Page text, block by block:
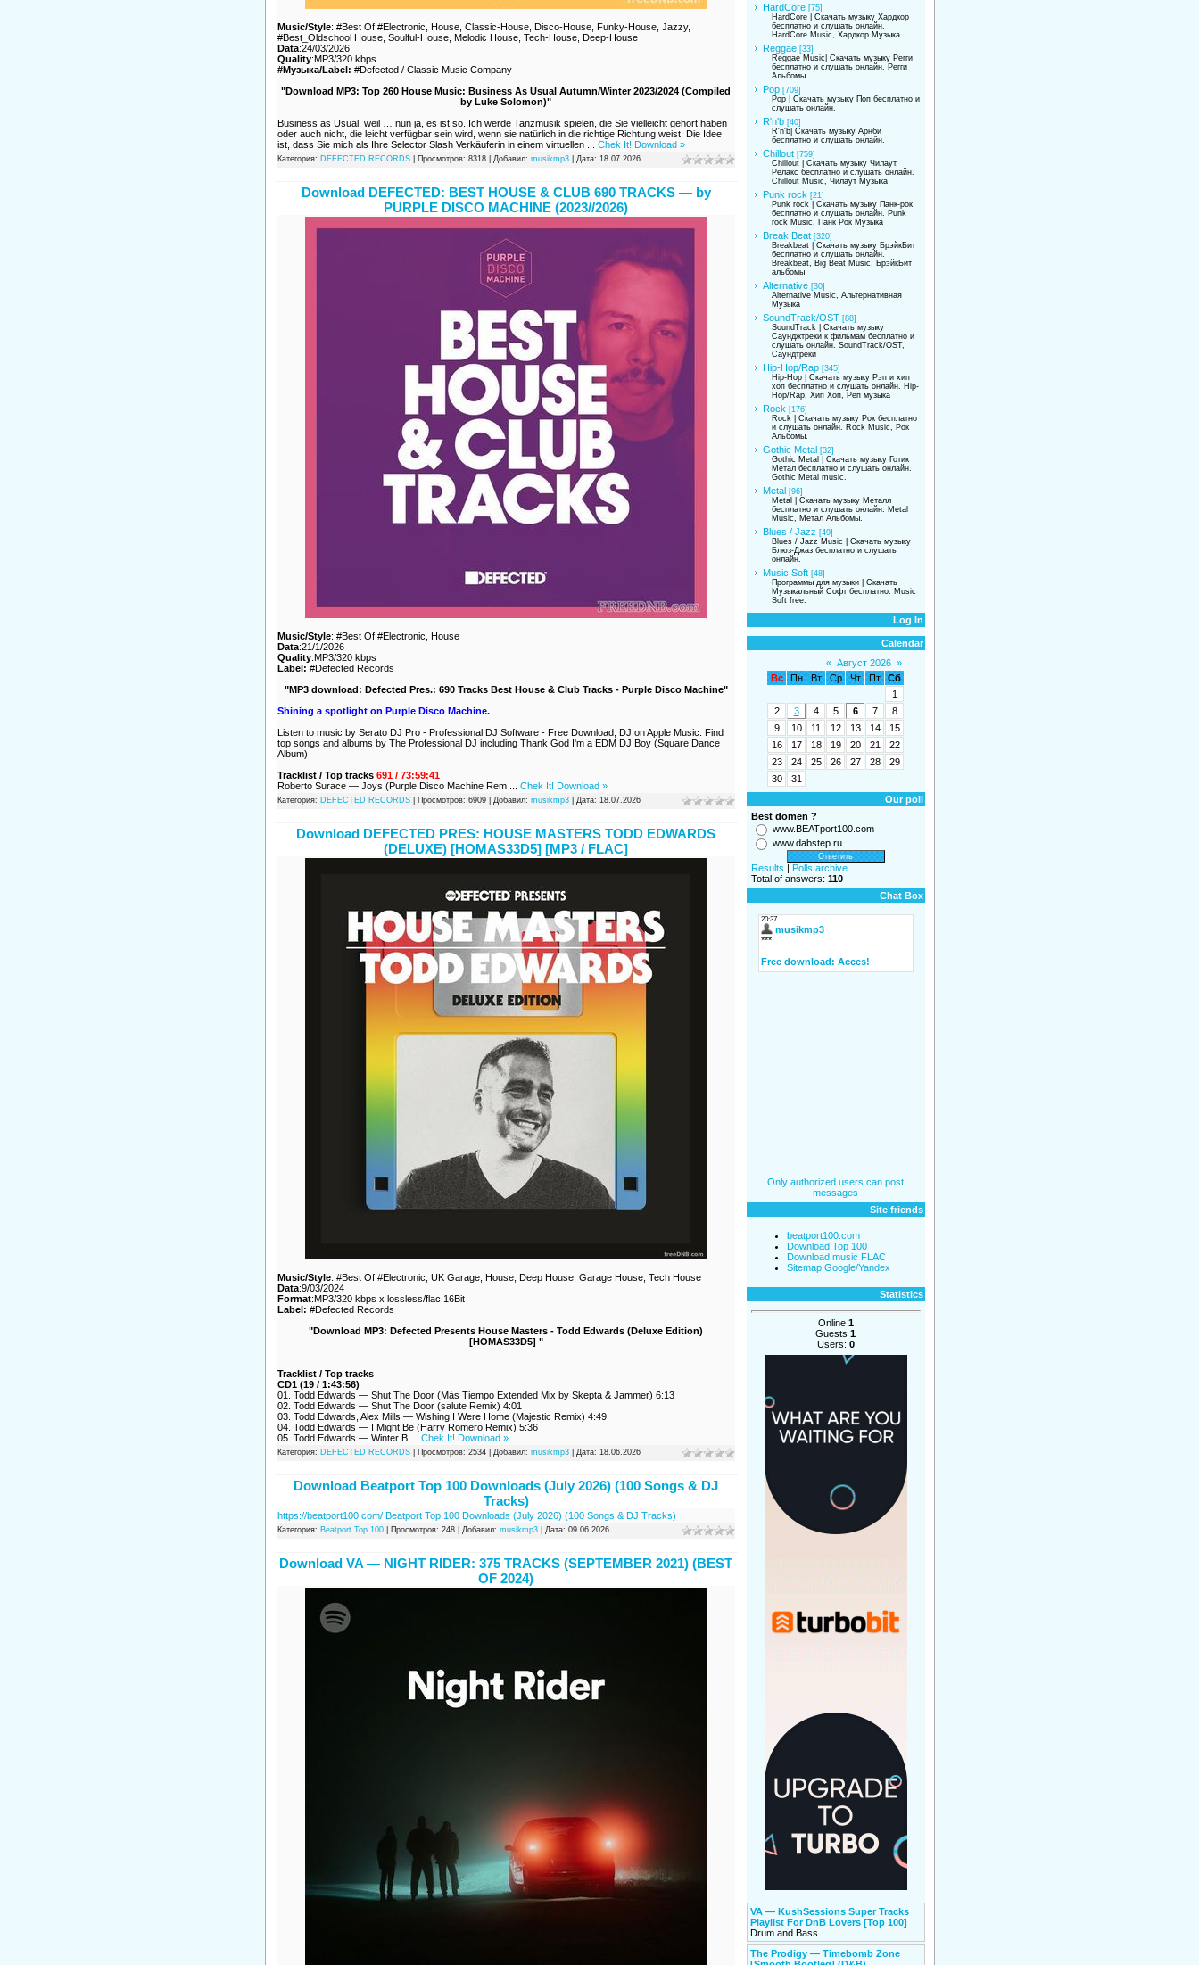
Music/Style: #Best Of #Electronic, House, Classic-House, Disco-House, Funky-House, Jazzy,
#Best_Oldschool House, Soulful-House, Melodic House, Tech-House, Deep-House
Data:24/03/2026
Quality:MP3/320 kbps
#Музыка/Label: #Defected / Classic Music Company
"Download MP3: Top 260 House Music: Business As Usual Autumn/Winter 2023/2024 (Compiled
by Luke Solomon)"
Business as Usual, weil … nun ja, es ist so. Ich werde Tanzmusik spielen, die Sie vielleicht gehört haben
oder auch nicht, die leicht verfügbar sein wird, wenn sie natürlich in die richtige Richtung weist. Die Idee
ist, dass Sie mich als Ihre Selector Slash Verkäuferin in einem virtuellen
Chek It! Download »
Категория: DEFECTED RECORDS| Просмотров: 8318 | Добавил: musikmp3| Дата: 18.07.2026
Download DEFECTED: BEST HOUSE & CLUB 690 TRACKS — by
PURPLE DISCO MACHINE (2023//2026)
Music/Style: #Best Of #Electronic, House
Data:21/1/2026
Quality:MP3/320 kbps
Label: #Defected Records
"MP3 download: Defected Pres.: 690 Tracks Best House & Club Tracks - Purple Disco Machine"
Shining a spotlight on Purple Disco Machine.
Listen to music by Serato DJ Pro - Professional DJ Software - Free Download, DJ on Apple Music. Find
top songs and albums by The Professional DJ including Thank God I'm a EDM DJ Boy (Square Dance
Album)
Tracklist / Top tracks 691 / 73:59:41
Roberto Surace — Joys (Purple Disco Machine Rem
Chek It! Download »
Категория: DEFECTED RECORDS| Просмотров: 6909 | Добавил: musikmp3| Дата: 18.07.2026
Download DEFECTED PRES: HOUSE MASTERS TODD EDWARDS
(DELUXE) [HOMAS33D5] [MP3 / FLAC]
Music/Style: #Best Of #Electronic, UK Garage, House, Deep House, Garage House, Tech House
Data:9/03/2024
Format:MP3/320 kbps x lossless/flac 16Bit
Label: #Defected Records
"Download MP3: Defected Presents House Masters - Todd Edwards (Deluxe Edition)
[HOMAS33D5] "
Tracklist / Top tracks
CD1 (19 / 1:43:56)
01. Todd Edwards — Shut The Door (Más Tiempo Extended Mix by Skepta & Jammer) 6:13
02. Todd Edwards — Shut The Door (salute Remix) 4:01
03. Todd Edwards, Alex Mills — Wishing I Were Home (Majestic Remix) 4:49
04. Todd Edwards — I Might Be (Harry Romero Remix) 5:36
05. Todd Edwards — Winter B
Chek It! Download »
Категория: DEFECTED RECORDS| Просмотров: 2534 | Добавил: musikmp3| Дата: 18.06.2026
Download Beatport Top 100 Downloads (July 2026) (100 Songs & DJ
Tracks)
https://beatport100.com/ Beatport Top 100 Downloads (July 2026) (100 Songs & DJ Tracks)
Категория: Beatport Top 100| Просмотров: 248 | Добавил: musikmp3| Дата: 09.06.2026
Download VA — NIGHT RIDER: 375 TRACKS (SEPTEMBER 2021) (BEST
OF 2024)
HardCore [75]
HardCore | Скачать музыку Хардкор
бесплатно и слушать онлайн.
HardCore Music, Хардкор Музыка
Reggae [33]
Reggae Music| Скачать музыку Регги
бесплатно и слушать онлайн. Регги
Альбомы.
Pop [709]
Pop | Скачать музыку Поп бесплатно и
слушать онлайн.
R'n'b [40]
R'n'b| Скачать музыку Арнби
бесплатно и слушать онлайн.
Chillout [759]
Chillout | Скачать музыку Чилаут,
Релакс бесплатно и слушать онлайн.
Chillout Music, Чилаут Музыка
Punk rock [21]
Punk rock | Скачать музыку Панк-рок
бесплатно и слушать онлайн. Punk
rock Music, Панк Рок Музыка
Break Beat [320]
Breakbeat | Скачать музыку БрэйкБит
бесплатно и слушать онлайн.
Breakbeat, Big Beat Music, БрэйкБит
альбомы
Alternative [30]
Alternative Music, Альтернативная
Музыка
SoundTrack/OST [88]
SoundTrack | Скачать музыку
Саунджтреки к фильмам бесплатно и
слушать онлайн. SoundTrack/OST,
Саундтреки
Hip-Hop/Rap [345]
Hip-Hop | Скачать музыку Рэп и хип
хоп бесплатно и слушать онлайн. Hip-
Hop/Rap, Хип Хоп, Реп музыка
Rock [176]
Rock | Скачать музыку Рок бесплатно
и слушать онлайн. Rock Music, Рок
Альбомы.
Gothic Metal [32]
Gothic Metal | Скачать музыку Готик
Метал бесплатно и слушать онлайн.
Gothic Metal music.
Metal [96]
Metal | Скачать музыку Металл
бесплатно и слушать онлайн. Metal
Music, Метал Альбомы.
Blues / Jazz [49]
Blues / Jazz Music | Скачать музыку
Блюз-Джаз бесплатно и слушать
онлайн.
Music Soft [48]
Программы для музыки | Скачать
Музыкальный Софт бесплатно. Music
Soft free.
Log In
Calendar
« Август 2026 »
Вс
Пн Вт Ср Чт Пт
Сб
1
2
3 4 5 6 7
8
9
10 11 12 13 14
15
16
17 18 19 20 21
22
23
24 25 26 27 28
29
30
31
Our poll
Best domen ?
www.BEATport100.com
www.dabstep.ru
Results | Polls archive
Total of answers: 110
Chat Box
Only authorized users can post
messages
Site friends
beatport100.com
Download Top 100
Download music FLAC
Sitemap Google/Yandex
Statistics
Online 1
Guests 1
Users: 0
VA — KushSessions Super Tracks
Playlist For DnB Lovers [Top 100]
Drum and Bass
The Prodigy — Timebomb Zone